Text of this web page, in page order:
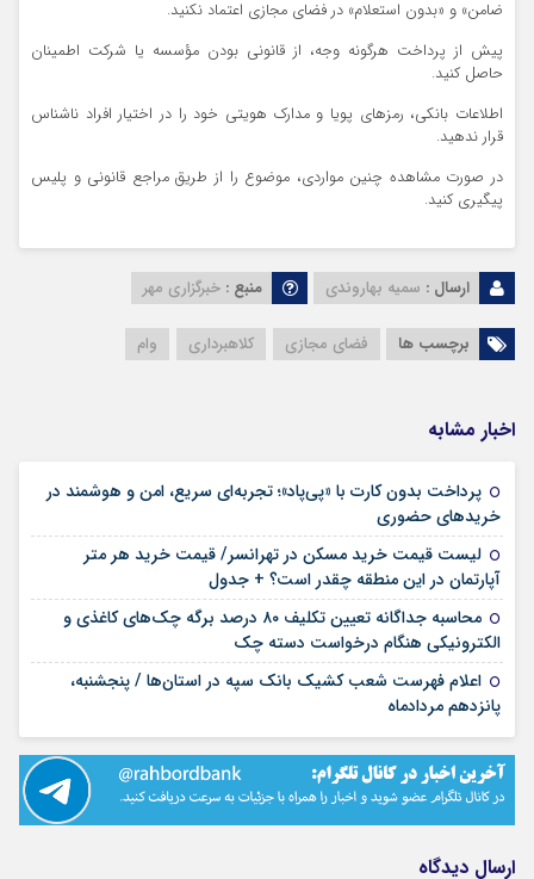
ضامن» و «بدون استعلام» در فضای مجازی اعتماد نکنید.
پیش از پرداخت هرگونه وجه، از قانونی بودن مؤسسه یا شرکت اطمینان
حاصل کنید.
اطلاعات بانکی، رمزهای پویا و مدارک هویتی خود را در اختیار افراد ناشناس
قرار ندهید.
در صورت مشاهده چنین مواردی، موضوع را از طریق مراجع قانونی و پلیس
پیگیری کنید.
ارسال : سمیه بهاروندی منبع : خبرگزاری مهر
برچسب ها فضای مجازی کلاهبرداری وام
اخبار مشابه
پرداخت بدون کارت با «پی‌پاد»؛ تجربه‌ای سریع، امن و هوشمند در
خریدهای حضوری
لیست قیمت خرید مسکن در تهرانسر/ قیمت خرید هر متر
آپارتمان در این منطقه چقدر است؟ + جدول
محاسبه جداگانه تعیین تکلیف ۸۰ درصد برگه چک‌های کاغذی و
الکترونیکی هنگام درخواست دسته چک
اعلام فهرست شعب کشیک بانک سپه در استان‌ها / پنجشنبه،
پانزدهم مردادماه
ارسال دیدگاه